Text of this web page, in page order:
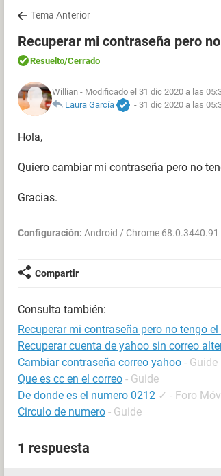
Tema Anterior
Recuperar mi contraseña pero
Resuelto/Cerrado
Willian - Modificado el 31 dic 2020 a las
Laura García
- 31 dic 2020 a las
Hola,
Quiero cambiar mi contraseña pero no
Gracias.
Configuración: Android / Chrome 68.0.3440.91
Compartir
Consulta también:
Recuperar mi contraseña pero no tengo
Recuperar cuenta de yahoo sin correo
Cambiar contraseña correo yahoo - Guide
Que es cc en el correo - Guide
De donde es el numero 0212 ✓ - Foro
Circulo de numero - Guide
1 respuesta